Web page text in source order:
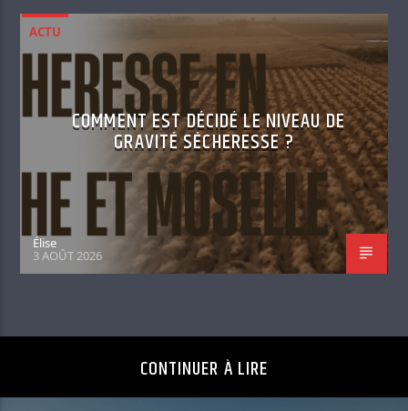
ACTU
COMMENT EST DÉCIDÉ LE NIVEAU DE
GRAVITÉ SÉCHERESSE ?
Élise
3 AOÛT 2026
CONTINUER À LIRE